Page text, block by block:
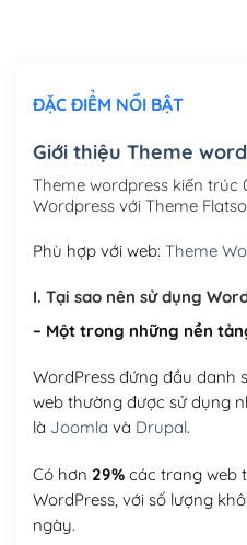
Mua thêm Host + Tên miền
Tên miền quốc tế .com
Tên miền Việt Nam .vn
ĐẶC ĐIỂM NỔI BẬT
Giới thiệu Theme
Theme wordpress kiến
Wordpress với Theme
Phù hợp với web: Theme
I. Tại sao nên sử dụng
– Một trong những nền
WordPress đứng đầu danh
web thường được sử dụng
là Joomla và Drupal.
Có hơn 29%các trang web
WordPress, với số lượng
ngày.